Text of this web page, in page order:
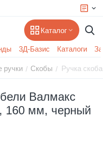
Каталог
3Д-Базис Каталоги
ручки / Скобы / Ручка
Валмакс
160 мм, черный